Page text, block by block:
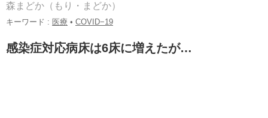
森まどか（もり・まどか）
キーワード : 医療 • COVID−19
感染症対応病床は6床に増えたが…